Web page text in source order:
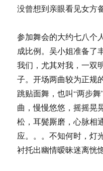
没曾想到亲眼看见女方
参加舞会的大约七八个
成比例。吴小姐准备了
我们，尤其对我，一双
子。开场两曲较为正规
跳贴面舞，也叫“两步
曲，慢慢悠悠，摇摇晃
松，耳鬓厮磨，心脉相
应。。。不知何时，灯
衬托出幽情暧昧迷离恍